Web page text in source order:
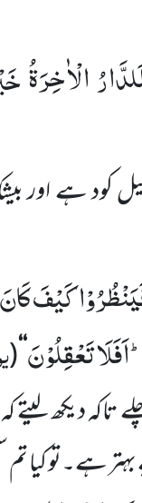
الْاٰخِرَةُ
کود ہے اور
كَیْفَ
تَعْقِلُوْنَ‘‘
(
تاکہ دیکھ لیتے
ہے۔تو کیا تم